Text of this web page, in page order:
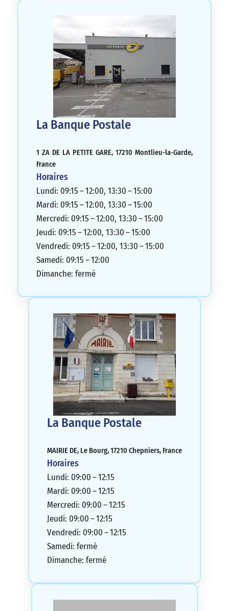
La Banque Postale
1 ZA DE LA PETITE GARE, 17210 Montlieu-la-Garde,
France
Horaires
Lundi: 09:15 – 12:00, 13:30 – 15:00
Mardi: 09:15 – 12:00, 13:30 – 15:00
Mercredi: 09:15 – 12:00, 13:30 – 15:00
Jeudi: 09:15 – 12:00, 13:30 – 15:00
Vendredi: 09:15 – 12:00, 13:30 – 15:00
Samedi: 09:15 – 12:00
Dimanche: fermé
La Banque Postale
MAIRIE DE, Le Bourg, 17210 Chepniers, France
Horaires
Lundi: 09:00 – 12:15
Mardi: 09:00 – 12:15
Mercredi: 09:00 – 12:15
Jeudi: 09:00 – 12:15
Vendredi: 09:00 – 12:15
Samedi: fermé
Dimanche: fermé